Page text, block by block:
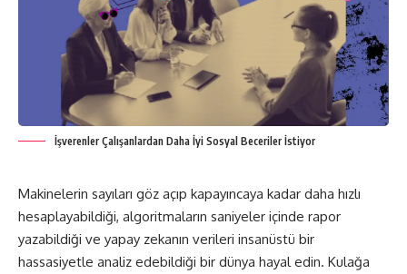
İşverenler Çalışanlardan Daha İyi Sosyal Beceriler İstiyor
Makinelerin sayıları göz açıp kapayıncaya kadar daha hızlı
hesaplayabildiği, algoritmaların saniyeler içinde rapor
yazabildiği ve yapay zekanın verileri insanüstü bir
hassasiyetle analiz edebildiği bir dünya hayal edin. Kulağa